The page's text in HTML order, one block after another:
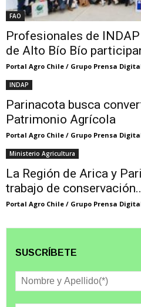
FAO
Profesionales de
de Alto Bío Bío
Portal Agro Chile / Grupo Prensa
INDAP
Parinacota busca
Patrimonio Agrícola
Portal Agro Chile / Grupo Prensa
Ministerio Agricultura
La Región de Arica y
trabajo de
Portal Agro Chile / Grupo Prensa
SUSCRÍBETE